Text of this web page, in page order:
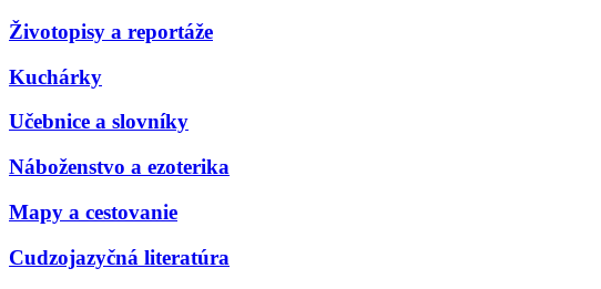
Životopisy a reportáže
Kuchárky
Učebnice a slovníky
Náboženstvo a ezoterika
Mapy a cestovanie
Cudzojazyčná literatúra